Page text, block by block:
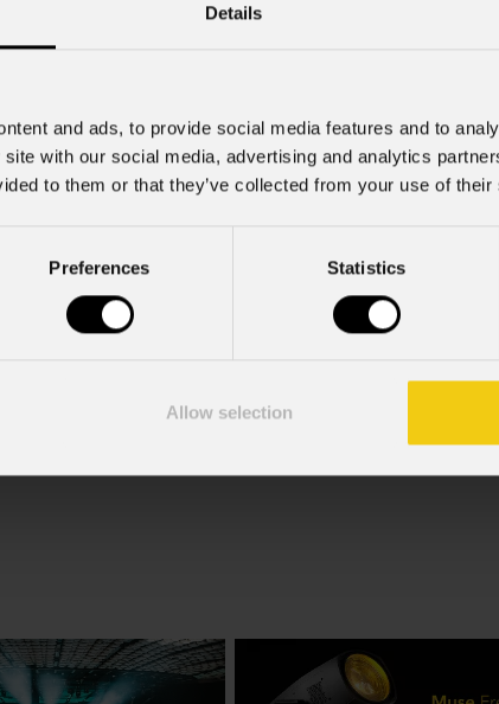
Details
and ads, to provide social media features and to
with our social media, advertising and analytics
to them or that they’ve collected from your use of
Preferences Statistics
Allow selection
Cell.
commerciali e iniziative di marketing.
al trattamento ai sensi dell'art. 6 del GDPR